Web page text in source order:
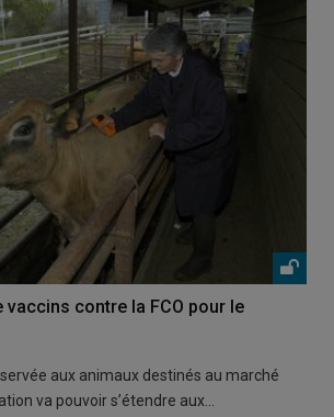
vaccins contre la FCO pour le
aux animaux destinés au marché
va pouvoir s’étendre aux…